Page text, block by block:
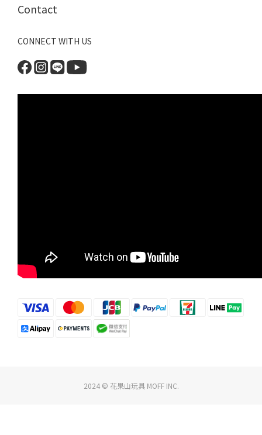
Contact
CONNECT WITH US
2024 © 花果山玩具 MOFF INC.